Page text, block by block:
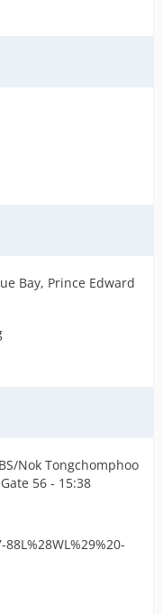
Bay, Prince Edward
Nok Tongchomphoo
56 - 15:38